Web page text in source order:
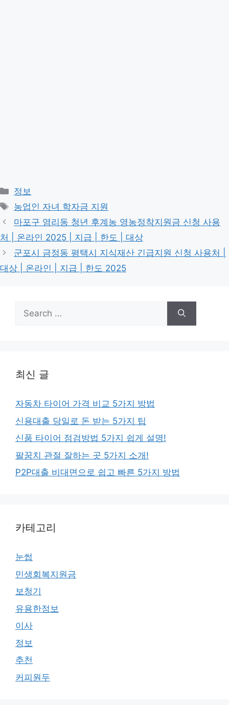
Categories
정보
Tags
농업인 자녀 학자금 지원
마포구 염리동 청년 후계농 영농정착지원금 신청 사용
처 | 온라인 2025 | 지급 | 한도 | 대상
군포시 금정동 평택시 지식재산 긴급지원 신청 사용처 |
대상 | 온라인 | 지급 | 한도 2025
Search
for:
최신 글
자동차 타이어 가격 비교 5가지 방법
신용대출 당일로 돈 받는 5가지 팁
신품 타이어 점검방법 5가지 쉽게 설명!
팔꿈치 관절 잘하는 곳 5가지 소개!
P2P대출 비대면으로 쉽고 빠른 5가지 방법
카테고리
눈썹
민생회복지원금
보청기
유용한정보
이사
정보
추천
커피원두